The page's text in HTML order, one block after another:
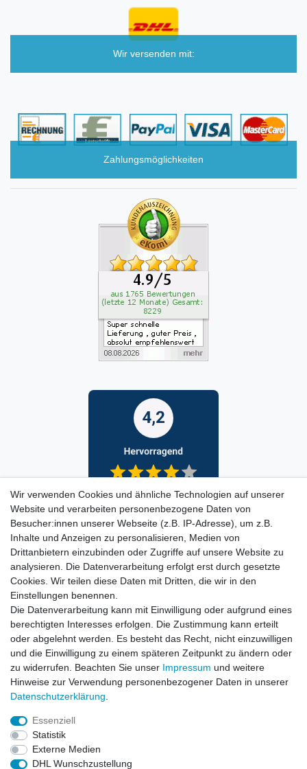
Wir versenden mit:
Zahlungsmöglichkeiten
Wir verwenden Cookies und ähnliche Technologien auf unserer
Website und verarbeiten personenbezogene Daten von
Besucher:innen unserer Webseite (z.B. IP-Adresse), um z.B.
Inhalte und Anzeigen zu personalisieren, Medien von
Drittanbietern einzubinden oder Zugriffe auf unsere Website zu
analysieren. Die Datenverarbeitung erfolgt erst durch gesetzte
Cookies. Wir teilen diese Daten mit Dritten, die wir in den
Einstellungen benennen.
Die Datenverarbeitung kann mit Einwilligung oder aufgrund eines
berechtigten Interesses erfolgen. Die Zustimmung kann erteilt
oder abgelehnt werden. Es besteht das Recht, nicht einzuwilligen
und die Einwilligung zu einem späteren Zeitpunkt zu ändern oder
zu widerrufen. Beachten Sie unser Impressum und weitere
Hinweise zur Verwendung personenbezogener Daten in unserer
Daten­schutz­erklärung
Essenziell
Statistik
Externe Medien
DHL Wunschzustellung